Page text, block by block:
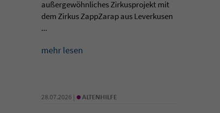
außergewöhnliches Zirkusprojekt mit
dem Zirkus ZappZarap aus Leverkusen
...
mehr lesen
28.07.2026 | • ALTENHILFE